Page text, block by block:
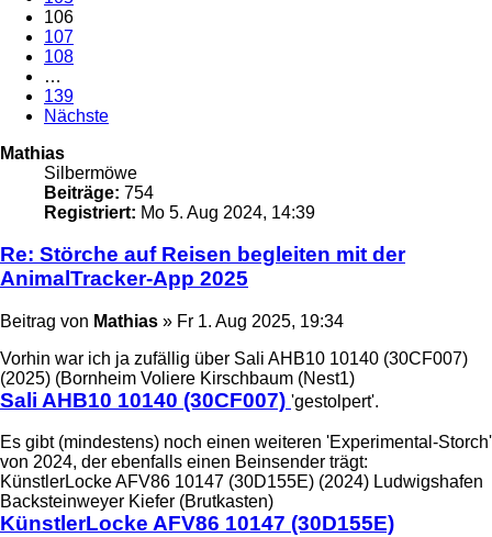
106
107
108
…
139
Nächste
Mathias
Silbermöwe
Beiträge: 754
Registriert: Mo 5. Aug 2024, 14:39
Re: Störche auf Reisen begleiten mit der
AnimalTracker-App 2025
Beitrag von Mathias » Fr 1. Aug 2025, 19:34
Vorhin war ich ja zufällig über Sali AHB10 10140 (30CF007)
(2025) (Bornheim Voliere Kirschbaum (Nest1)
Sali AHB10 10140 (30CF007) 'gestolpert'.
Es gibt (mindestens) noch einen weiteren 'Experimental-Storch'
von 2024, der ebenfalls einen Beinsender trägt:
KünstlerLocke AFV86 10147 (30D155E) (2024) Ludwigshafen
Backsteinweyer Kiefer (Brutkasten)
KünstlerLocke AFV86 10147 (30D155E)